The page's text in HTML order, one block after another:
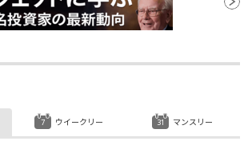
ウイークリー マンスリー